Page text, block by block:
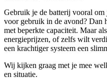
Gebruik je de batterij vooral om
voor gebruik in de avond? Dan
met beperkte capaciteit. Maar
energieprijzen, of zelfs wilt
een krachtiger systeem een
Wij kijken graag met je mee
en situatie.